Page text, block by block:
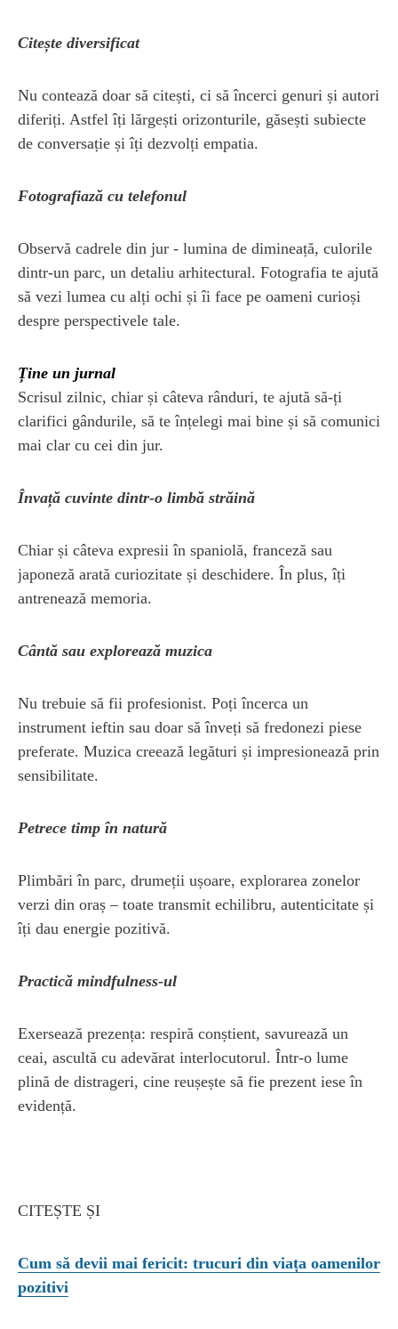
Citește diversificat
Nu contează doar să citești, ci să încerci genuri și autori
diferiți. Astfel îți lărgești orizonturile, găsești subiecte
de conversație și îți dezvolți empatia.
Fotografiază cu telefonul
Observă cadrele din jur - lumina de dimineață, culorile
dintr-un parc, un detaliu arhitectural. Fotografia te ajută
să vezi lumea cu alți ochi și îi face pe oameni curioși
despre perspectivele tale.
Ține un jurnal
Scrisul zilnic, chiar și câteva rânduri, te ajută să-ți
clarifici gândurile, să te înțelegi mai bine și să comunici
mai clar cu cei din jur.
Învață cuvinte dintr-o limbă străină
Chiar și câteva expresii în spaniolă, franceză sau
japoneză arată curiozitate și deschidere. În plus, îți
antrenează memoria.
Cântă sau explorează muzica
Nu trebuie să fii profesionist. Poți încerca un
instrument ieftin sau doar să înveți să fredonezi piese
preferate. Muzica creează legături și impresionează prin
sensibilitate.
Petrece timp în natură
Plimbări în parc, drumeții ușoare, explorarea zonelor
verzi din oraș – toate transmit echilibru, autenticitate și
îți dau energie pozitivă.
Practică mindfulness-ul
Exersează prezența: respiră conștient, savurează un
ceai, ascultă cu adevărat interlocutorul. Într-o lume
plină de distrageri, cine reușește să fie prezent iese în
evidență.
CITEȘTE ȘI
Cum să devii mai fericit: trucuri din viața oamenilor
pozitivi